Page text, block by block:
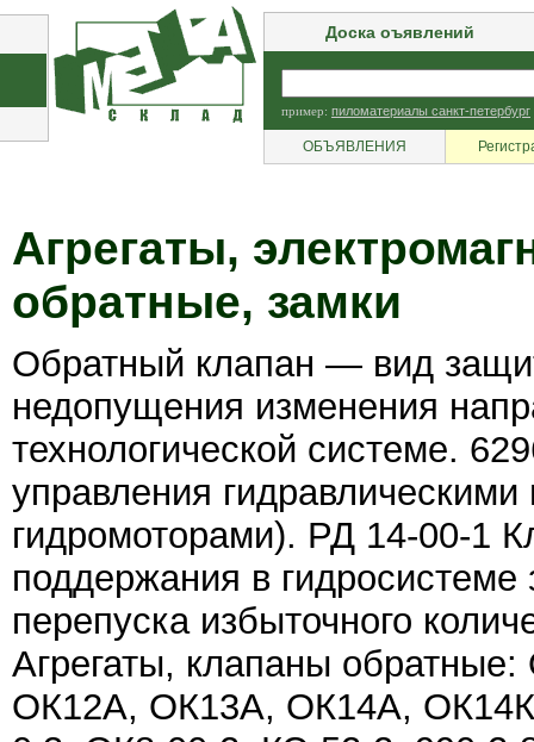
Доска оъявлений
пример: пиломатериалы санкт-петербург
ОБЪЯВЛЕНИЯ
Агрегаты,
обратные, замки
Обратный клапан — вид
недопущения изменения
технологической системе.
управления
гидромоторами). РД 14-00-1
поддержания в гидросистеме
перепуска избыточного
Агрегаты, клапаны
ОК12А, ОК13А, ОК14А,